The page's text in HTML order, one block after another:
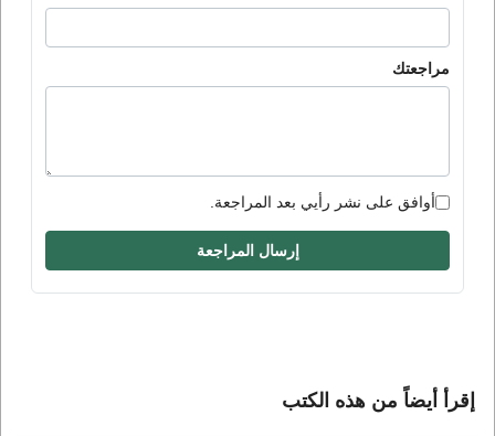
مراجعتك
أوافق على نشر رأيي بعد المراجعة.
إرسال المراجعة
إقرأ أيضاً من هذه الكتب